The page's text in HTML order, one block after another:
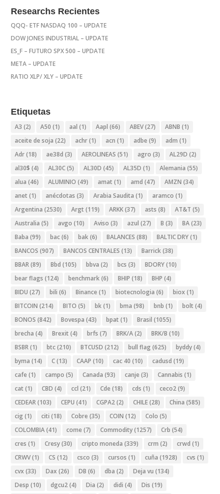
Researchs Recientes
QQQ- ETF NASDAQ 100 – UPDATE
DOW JONES INDUSTRIAL – UPDATE
ES_F – FUTURO SPX 500 – UPDATE
META – UPDATE
RATIO XLP/ XLY – UPDATE
Etiquetas
A3 (2) A50 (1) aal (1) Aapl (66) ABEV(27) ABNB (1)
aceite de soja (22) achr(1) acn (1) adbe (9) adm (1)
Adr(18) ae38d (3) AEROLINEAS (51) agro (3) AL29D (2)
al30$ (4) AL30C(5) AL30D (45) AL35D (1) Alemania (55)
alua (46) ALUMINIO (49) amat (1) amd (47) AMZN (34)
anet (1) anécdotas (3) Arabia Saudita (1) aramco (1)
Argentina (2530) Argt (119) ARKK(37) asts (8) AT&T (5)
Australia (5) avgo (10) Aviso (3) azul (27) B (3) BA(23)
Baba (99) bac(6) bak(6) BALANCES (88) BALTIC DRY(1)
BANCOS (907) BANCOS CENTRALES (13) Barrick(38)
BBAR(89) Bbd (105) bbva (2) bcs (3) BDORY(10)
bear flags (124) benchmark(6) BHIP (18) BHP (4)
BIDU (27) bili (6) Binance (1) biotecnologia (6) biox (1)
BITCOIN (214) BITO (5) bk(1) bma (98) bnb (1) bolt (4)
BONOS (842) Bovespa (43) bpat (1) Brasil (1055)
brecha (4) Brexit (4) brfs (7) BRK/A(2) BRK/B (10)
BSBR(1) btc(210) BTCUSD (212) bull flag (625) byddy(4)
byma (14) C(13) CAAP (10) cac 40 (10) cadusd (19)
cafe (1) campo (5) Canada (93) canje (3) Cannabis (1)
cat (1) CBD (4) ccl (21) Cde (18) cds (1) ceco2(9)
CEDEAR(103) CEPU (41) CGPA2(2) CHILE(28) China (585)
cig (1) citi (18) Cobre (35) COIN (12) Colo (5)
COLOMBIA(41) come (7) Commodity(1257) Crb (54)
cres (1) Cresy(30) cripto moneda (339) crm (2) crwd (1)
CRWV(1) CS (12) csco (3) cursos (1) cuña (1928) cvs (1)
cvx (33) Dax (26) DB (6) dba (2) Deja vu (134)
Desp (10) dgcu2(4) Dia (2) didi (4) Dis (19)